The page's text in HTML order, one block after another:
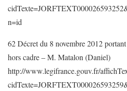
n=id
62 Décret du 8 novembre 2012
hors cadre – M. Matalon (Daniel)
http://www.legifrance.gouv.fr/